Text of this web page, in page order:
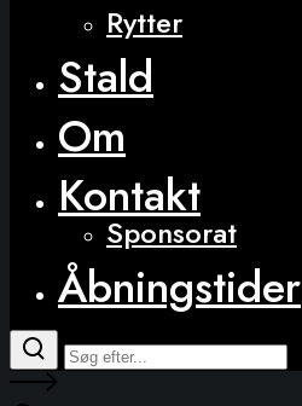
Rytter
Stald
Om
Kontakt
Sponsorat
Åbningstider